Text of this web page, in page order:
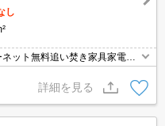
し
ット無料追い焚き家具家電用
詳細を見る